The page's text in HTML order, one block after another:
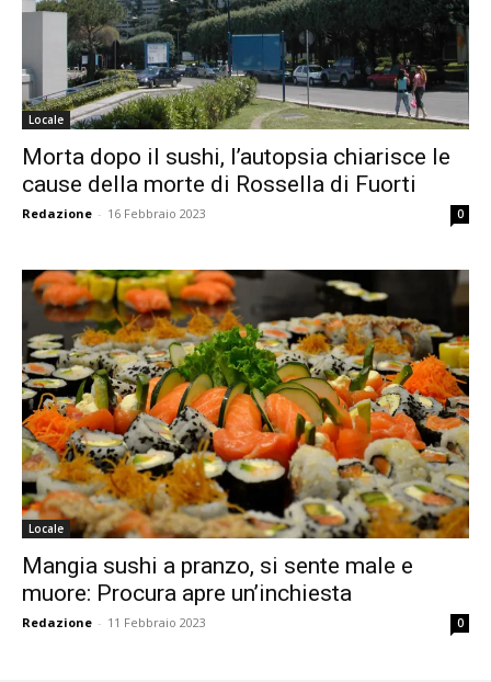
Locale
Morta dopo il sushi, l’autopsia chiarisce le
cause della morte di Rossella di Fuorti
Redazione - 16 Febbraio 2023 0
Locale
Mangia sushi a pranzo, si sente male e
muore: Procura apre un’inchiesta
Redazione - 11 Febbraio 2023 0